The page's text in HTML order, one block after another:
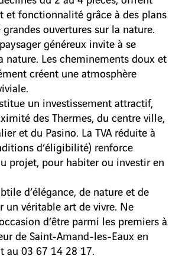
et fonctionnalité grâce à des plans
ouvertures sur la nature.
généreux invite à se
nature. Les cheminements doux et
créent une atmosphère
un investissement attractif,
des Thermes, du centre ville,
et du Pasino. La TVA réduite à
d’éligibilité) renforce
projet, pour habiter ou investir en
d’élégance, de nature et de
un véritable art de vivre. Ne
d’être parmi les premiers à
de Saint-Amand-les-Eaux en
au 03 67 14 28 17.